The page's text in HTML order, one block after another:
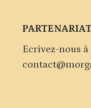
Ecrivez-nous à